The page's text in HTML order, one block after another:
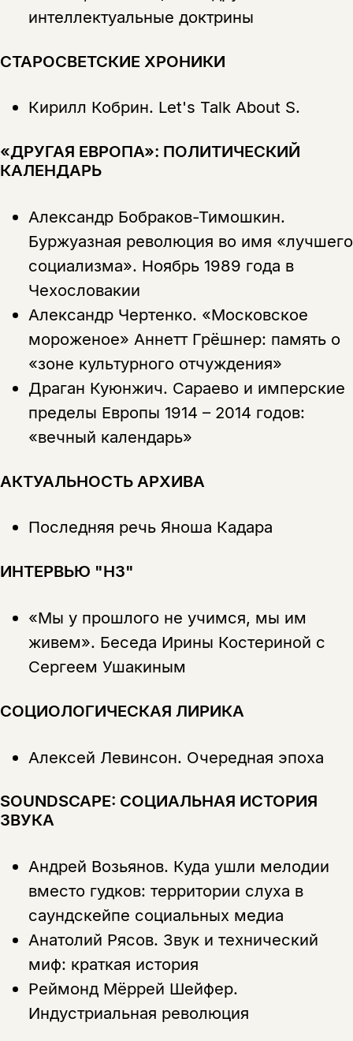
интеллектуальные доктрины
СТАРОСВЕТСКИЕ ХРОНИКИ
Кирилл Кобрин. Let's Talk About S.
«ДРУГАЯ ЕВРОПА»: ПОЛИТИЧЕСКИЙ
КАЛЕНДАРЬ
Александр Бобраков-Тимошкин.
Буржуазная революция во имя «лучшего
социализма». Ноябрь 1989 года в
Чехословакии
Александр Чертенко. «Московское
мороженое» Аннетт Грёшнер: память о
«зоне культурного отчуждения»
Драган Куюнжич. Сараево и имперские
пределы Европы 1914 – 2014 годов:
«вечный календарь»
АКТУАЛЬНОСТЬ АРХИВА
Последняя речь Яноша Кадара
ИНТЕРВЬЮ "НЗ"
«Мы у прошлого не учимся, мы им
живем». Беседа Ирины Костериной с
Сергеем Ушакиным
СОЦИОЛОГИЧЕСКАЯ ЛИРИКА
Алексей Левинсон. Очередная эпоха
SOUNDSCAPE: СОЦИАЛЬНАЯ ИСТОРИЯ
ЗВУКА
Андрей Возьянов. Куда ушли мелодии
вместо гудков: территории слуха в
саундскейпе социальных медиа
Анатолий Рясов. Звук и технический
миф: краткая история
Реймонд Мёррей Шейфер.
Индустриальная революция
ссылку